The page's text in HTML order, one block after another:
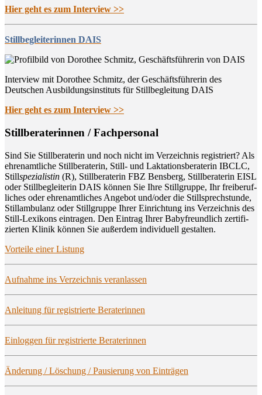
Hier geht es zum Interview >>
Stillbegleiterinnen DAIS
Interview mit Dorothee Schmitz, der Geschäftsführerin des
Deutschen Ausbildungsinstituts für Stillbegleitung DAIS
Hier geht es zum Interview >>
Still­be­ra­te­rin­nen / Fachpersonal
Sind Sie Still­be­ra­te­rin und noch nicht im Ver­zeich­nis regis­triert? Als
ehren­amt­li­che Still­be­ra­te­rin, Still- und Lak­ta­ti­ons­be­ra­te­rin IBCLC,
Stillspe­zia­lis­tin (R), Still­be­ra­te­rin FBZ Bens­berg, Still­be­ra­te­rin EISL
oder Still­be­glei­te­rin DAIS kön­nen Sie Ihre Still­grup­pe, Ihr frei­be­ruf­
li­ches oder ehren­amt­li­ches Ange­bot und/oder die Still­sprech­stun­de,
Still­am­bu­lanz oder Still­grup­pe Ihrer Ein­rich­tung ins Ver­zeich­nis des
Still-Lexi­kons ein­tra­gen. Den Ein­trag Ihrer Baby­freund­lich zer­ti­fi­
zier­ten Kli­nik kön­nen Sie außer­dem indi­vi­du­ell gestalten.
Vor­tei­le einer Listung
Auf­nah­me ins Ver­zeich­nis veranlassen
Anlei­tung für regis­trier­te Beraterinnen
Ein­log­gen für regis­trier­te Beraterinnen
Ände­rung / Löschung / Pau­sie­rung von Einträgen